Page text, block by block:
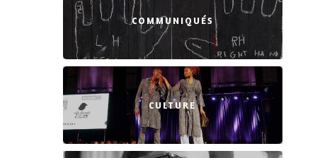
COMMUNIQUÉS
CULTURE